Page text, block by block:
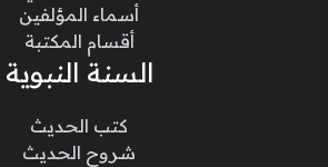
أسماء المؤلفين
أقسام المكتبة
السنة النبوية
كتب الحديث
شروح الحديث